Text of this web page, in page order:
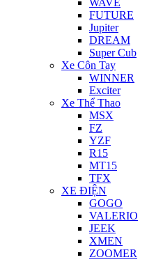
WAVE
FUTURE
Jupiter
DREAM
Super Cub
Xe Côn Tay
WINNER
Exciter
Xe Thể Thao
MSX
FZ
YZF
R15
MT15
TFX
XE ĐIỆN
GOGO
VALERIO
JEEK
XMEN
ZOOMER